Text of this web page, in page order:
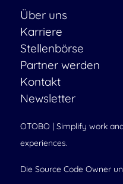
Über uns
Karriere
Stellenbörse
Partner werden
Kontakt
Newsletter
OTOBO | Simplify work
experiences.
Die Source Code Owner